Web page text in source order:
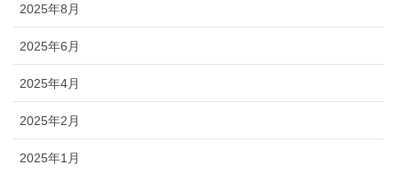
2025年8月
2025年6月
2025年4月
2025年2月
2025年1月